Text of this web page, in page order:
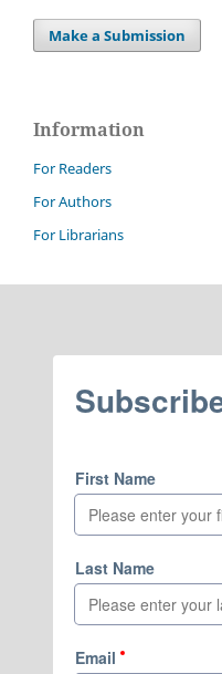
Make a Submission
Information
For Readers
For Authors
For Librarians